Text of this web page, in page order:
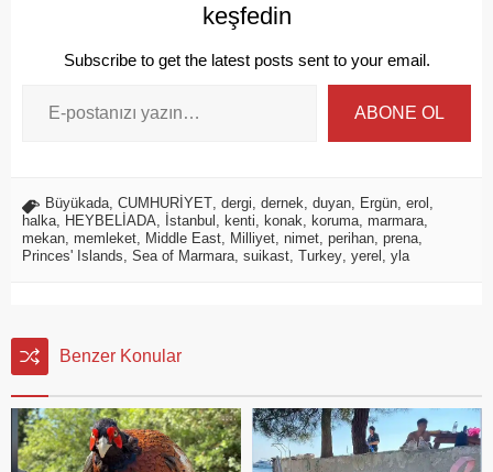
keşfedin
Subscribe to get the latest posts sent to your email.
ABONE OL
Büyükada CUMHURİYET dergi dernek duyan Ergün erol
halka
HEYBELİADA İstanbul kenti konak koruma marmara
mekan memleket Middle East Milliyet nimet perihan prena
Princes' Islands Sea of Marmara suikast Turkey yerel yla
Benzer Konular